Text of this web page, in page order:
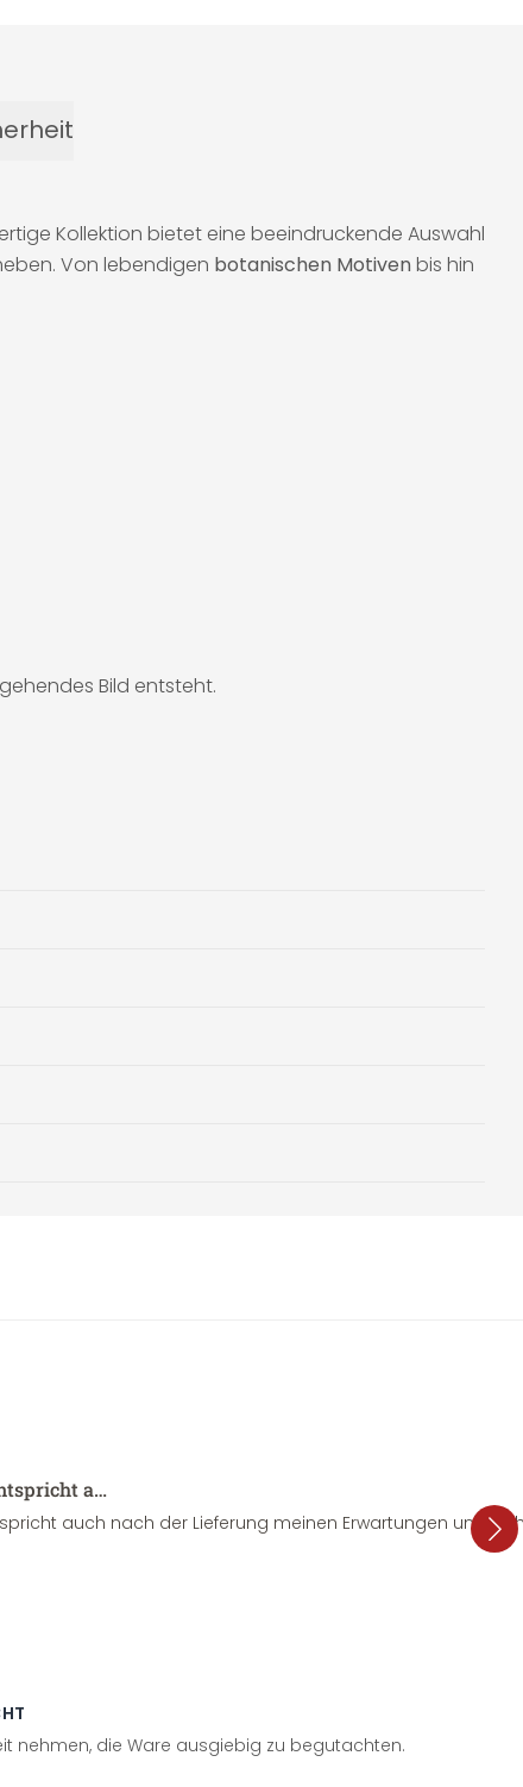
Kollektion bietet eine beeindruckende Auswahl
Von lebendigen botanischen Motiven bis hin
Bild entsteht.
a…
auch nach der Lieferung meinen Erwartungen und
nehmen, die Ware ausgiebig zu begutachten.